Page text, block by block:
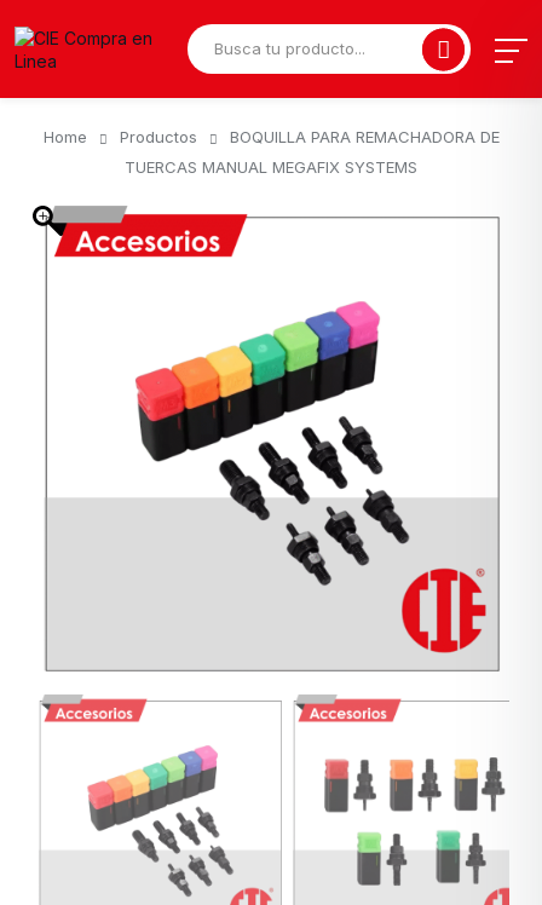
Home Productos
BOQUILLA PARA REMACHADORA DE
TUERCAS MANUAL MEGAFIX SYSTEMS